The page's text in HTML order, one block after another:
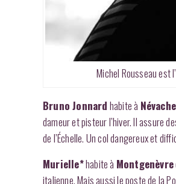
Michel Rousseau est
Bruno Jonnard habite à Névache
dameur et pisteur l’hiver. Il assure
de l’Échelle. Un col dangereux et
Murielle*habite à Montgenèvre
italienne. Mais aussi le poste de la